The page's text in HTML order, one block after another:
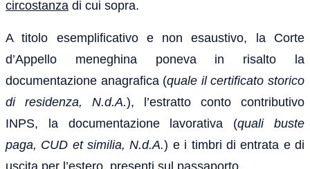
circostanza di cui sopra.
A titolo esemplificativo e non esaustivo, la Corte
d’Appello meneghina poneva in risalto la
documentazione anagrafica (quale il certificato storico
di residenza, N.d.A.), l’estratto conto contributivo
INPS, la documentazione lavorativa (quali buste
paga, CUD et similia, N.d.A.) e i timbri di entrata e di
uscita per l’estero, presenti sul passaporto.